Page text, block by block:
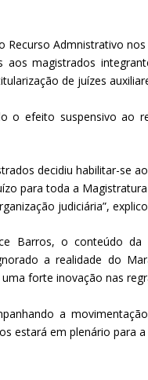
Recurso Admnistrativo
aos magistrados
de juízes
o efeito suspensivo ao
decidiu habilitar-se
para toda a
judiciária”,
Barros, o conteúdo da
a realidade do
forte inovação nas
a
estará em plenário para